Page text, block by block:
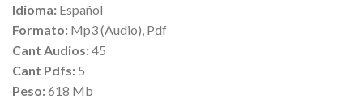
Idioma: Español
Formato: Mp3 (Audio), Pdf
Cant Audios:45
Cant Pdfs: 5
Peso:618 Mb